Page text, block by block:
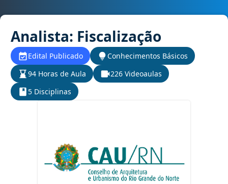
Analista: Fiscalização
Edital Publicado
Conhecimentos Básicos
94 Horas de Aula
226 Videoaulas
5 Disciplinas